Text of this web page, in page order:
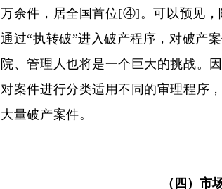
万余件，居全国首位[④]。可以预见，
通过“执转破”进入破产程序，对破产
院、管理人也将是一个巨大的挑战。
对案件进行分类适用不同的审理程序
大量破产案件。
（四）市